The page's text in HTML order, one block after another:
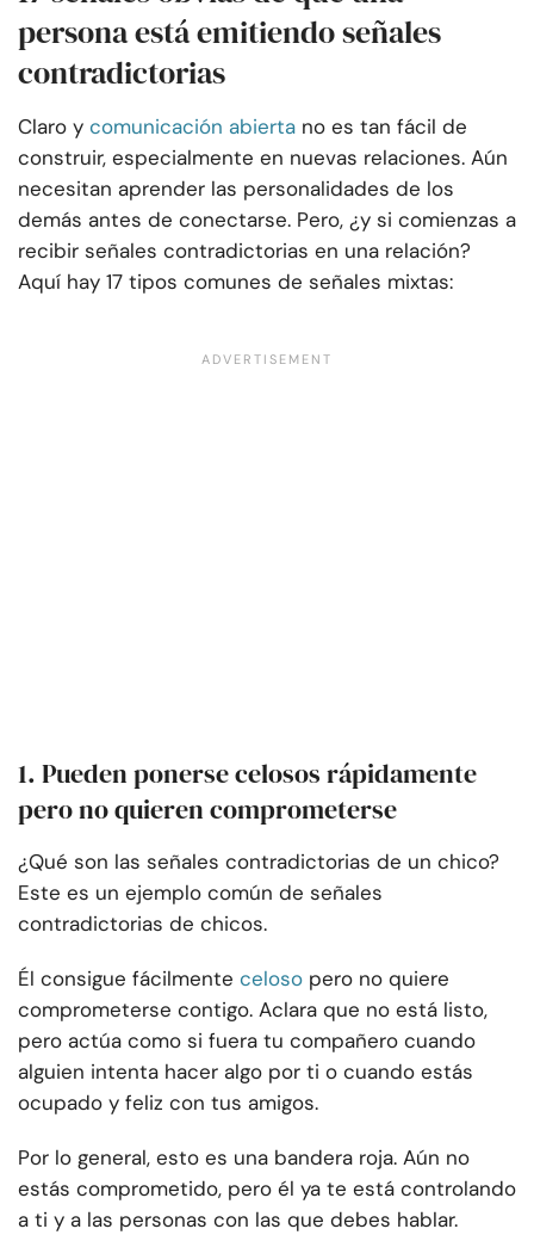
persona está emitiendo señales
contradictorias
Claro y comunicación abierta no es tan fácil de
construir, especialmente en nuevas relaciones. Aún
necesitan aprender las personalidades de los
demás antes de conectarse. Pero, ¿y si comienzas a
recibir señales contradictorias en una relación?
Aquí hay 17 tipos comunes de señales mixtas:
1. Pueden ponerse celosos rápidamente
pero no quieren comprometerse
¿Qué son las señales contradictorias de un chico?
Este es un ejemplo común de señales
contradictorias de chicos.
Él consigue fácilmente celoso pero no quiere
comprometerse contigo. Aclara que no está listo,
pero actúa como si fuera tu compañero cuando
alguien intenta hacer algo por ti o cuando estás
ocupado y feliz con tus amigos.
Por lo general, esto es una bandera roja. Aún no
estás comprometido, pero él ya te está controlando
a ti y a las personas con las que debes hablar.